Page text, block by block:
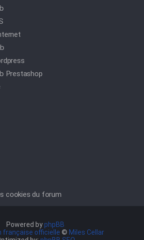
Prestashop
cookies du forum
Powered byphpBB
française officielle © Miles Cellar